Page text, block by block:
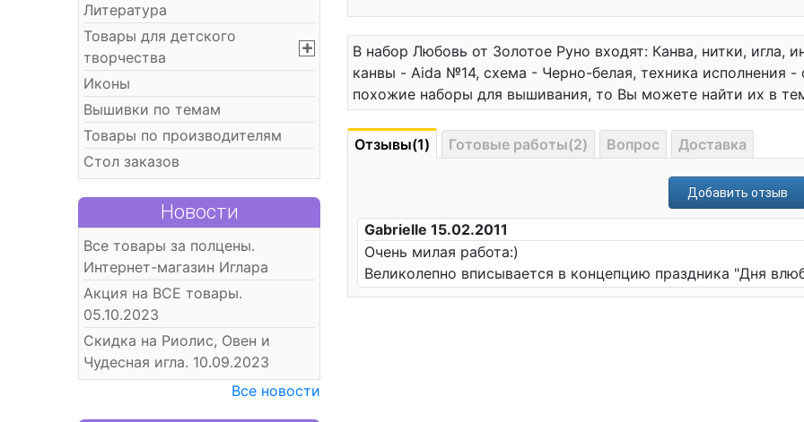
Литература
Товары для детского
творчества
Иконы
Вышивки по темам
Товары по производителям
Стол заказов
Новости
Все товары за полцены.
Интернет-магазин Иглара
Акция на ВСЕ товары.
05.10.2023
Скидка на Риолис, Овен и
Чудесная игла. 10.09.2023
Все новости
В набор Любовь от Золотое Руно входят: Канва, нитки, игла,
канвы - Aida №14, схема - Черно-белая, техника исполнения -
похожие наборы для вышивания, то Вы можете найти их в
Отзывы(1) Готовые работы(2) Вопрос Доставка
Добавить отзыв
Gabrielle 15.02.2011
Очень милая работа:)
Великолепно вписывается в концепцию праздника "Дня